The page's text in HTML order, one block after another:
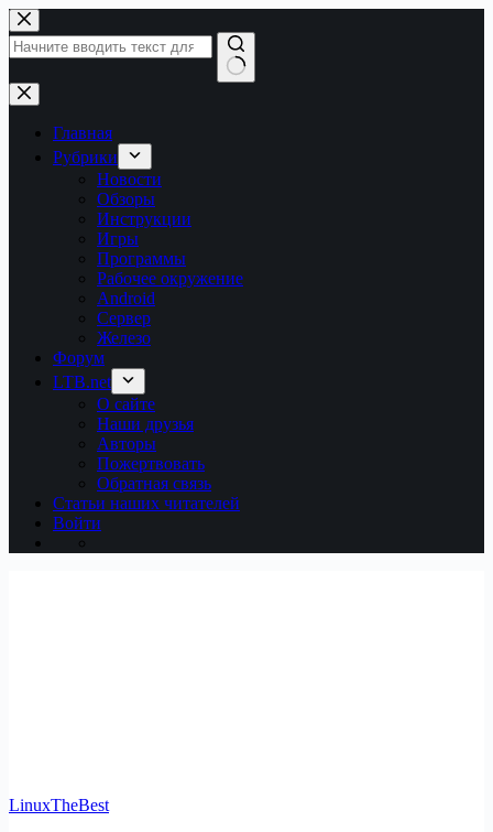
Перейти
к
сути
Ничего
не
найденоГлавная
Рубрики
Новости
Обзоры
Инструкции
Игры
Программы
Рабочее окружение
Android
Сервер
Железо
Форум
LTB.net
О сайте
Наши друзья
Авторы
Пожертвовать
Обратная связь
Статьи наших читателей
Войти
LinuxTheBest